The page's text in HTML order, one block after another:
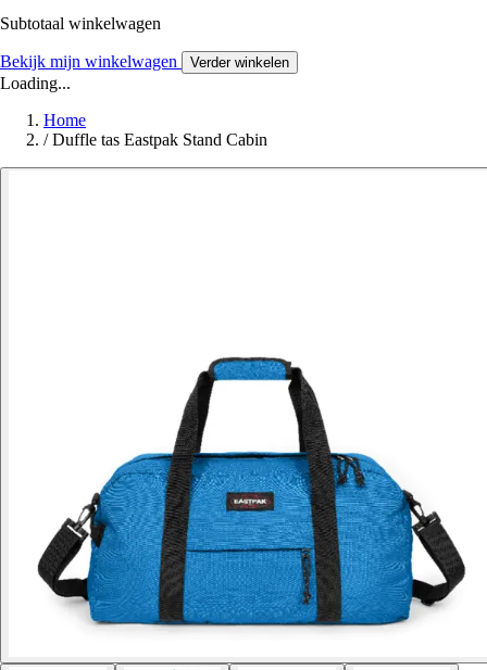
Subtotaal winkelwagen
Bekijk mijn winkelwagen Verder winkelen
Loading...
Home
/ Duffle tas Eastpak Stand Cabin